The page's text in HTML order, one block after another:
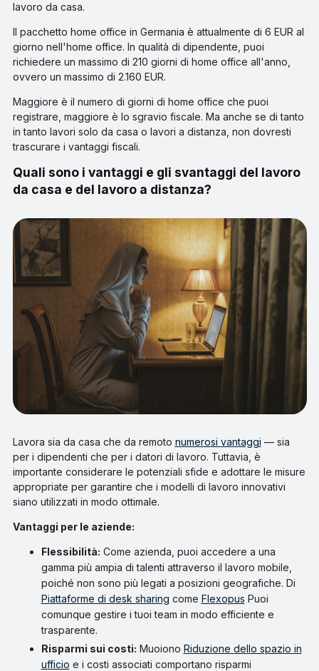
lavoro da casa.
Il pacchetto home office in Germania è attualmente di 6 EUR al
giorno nell'home office. In qualità di dipendente, puoi
richiedere un massimo di 210 giorni di home office all'anno,
ovvero un massimo di 2.160 EUR.
Maggiore è il numero di giorni di home office che puoi
registrare, maggiore è lo sgravio fiscale. Ma anche se di tanto
in tanto lavori solo da casa o lavori a distanza, non dovresti
trascurare i vantaggi fiscali.
Quali sono i vantaggi e gli svantaggi del lavoro
da casa e del lavoro a distanza?
Lavora sia da casa che da remoto numerosi vantaggi — sia
per i dipendenti che per i datori di lavoro. Tuttavia, è
importante considerare le potenziali sfide e adottare le misure
appropriate per garantire che i modelli di lavoro innovativi
siano utilizzati in modo ottimale.
Vantaggi per le aziende:
Flessibilità: Come azienda, puoi accedere a una
gamma più ampia di talenti attraverso il lavoro mobile,
poiché non sono più legati a posizioni geografiche. Di
Piattaforme di desk sharing come Flexopus Puoi
comunque gestire i tuoi team in modo efficiente e
trasparente.
Risparmi sui costi: Muoiono Riduzione dello spazio in
ufficio e i costi associati comportano risparmi